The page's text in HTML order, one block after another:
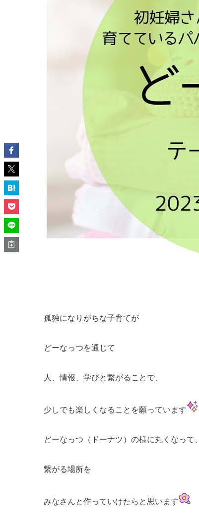
孤独になりがちな子育てが
どーなっつを通じて
人、情報、学びと繋がることで、
少しでも楽しくなることを願っています
どーなっつ（ドーナツ）の様に丸くなって、
繋がる場所を
みなさんと作っていけたらと思います